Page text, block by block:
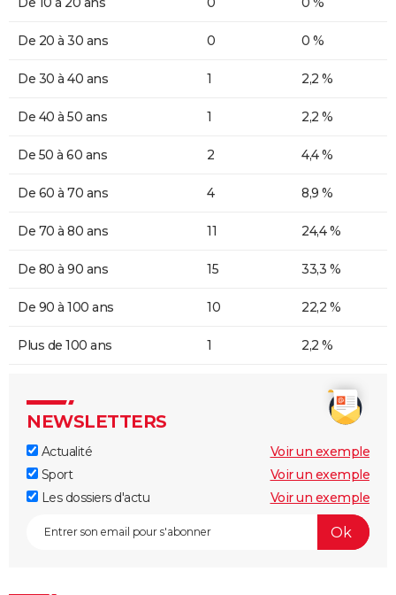
De 20 à 30 ans 0 0 %
De 30 à 40 ans 1 2,2 %
De 40 à 50 ans 1 2,2 %
De 50 à 60 ans 2 4,4 %
De 60 à 70 ans 4 8,9 %
De 70 à 80 ans 11 24,4 %
De 80 à 90 ans 15 33,3 %
De 90 à 100 ans 10 22,2 %
Plus de 100 ans 1 2,2 %
NEWSLETTERS
Actualité
Voir un exemple
Sport
Voir un exemple
Les dossiers d'actu
Voir un exemple